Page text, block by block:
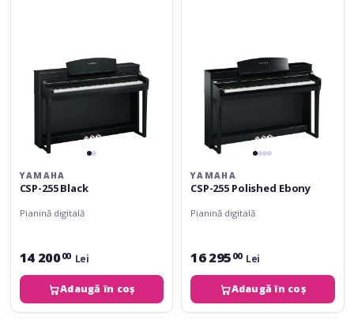
YAMAHA
CSP-255 Black
Pianină digitală
14 20000 Lei
Adaugă în coș
YAMAHA
CSP-255 Polished Ebony
Pianină digitală
16 295 00 Lei
Adaugă în coș